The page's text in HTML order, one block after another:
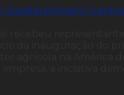
Jundiaí primeiro